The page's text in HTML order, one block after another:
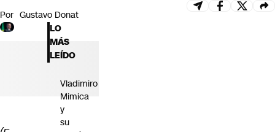
Futuro 360
Opinión
Por Gustavo Donat
LO
MÁS
LEÍDO
Vladimiro
Mimica
y
su